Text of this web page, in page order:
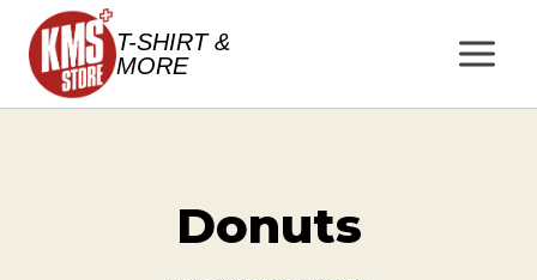
Salta
contenuto
T-SHIRT &
MORE
Donuts